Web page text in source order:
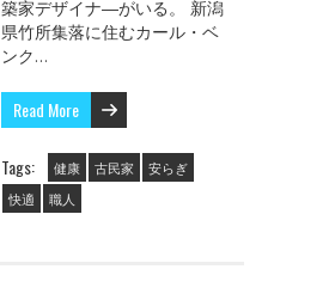
築家デザイナ―がいる。 新潟
県竹所集落に住むカール・ベ
ンク…
Read More
Tags: 健康 古民家
安らぎ
快適
職人